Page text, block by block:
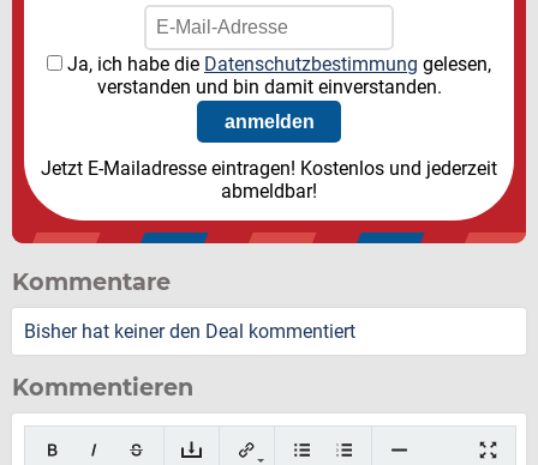
Ja, ich habe die Datenschutzbestimmung gelesen,
verstanden und bin damit einverstanden.
Jetzt E-Mailadresse eintragen! Kostenlos und jederzeit
abmeldbar!
Kommentare
Bisher hat keiner den Deal kommentiert
Kommentieren